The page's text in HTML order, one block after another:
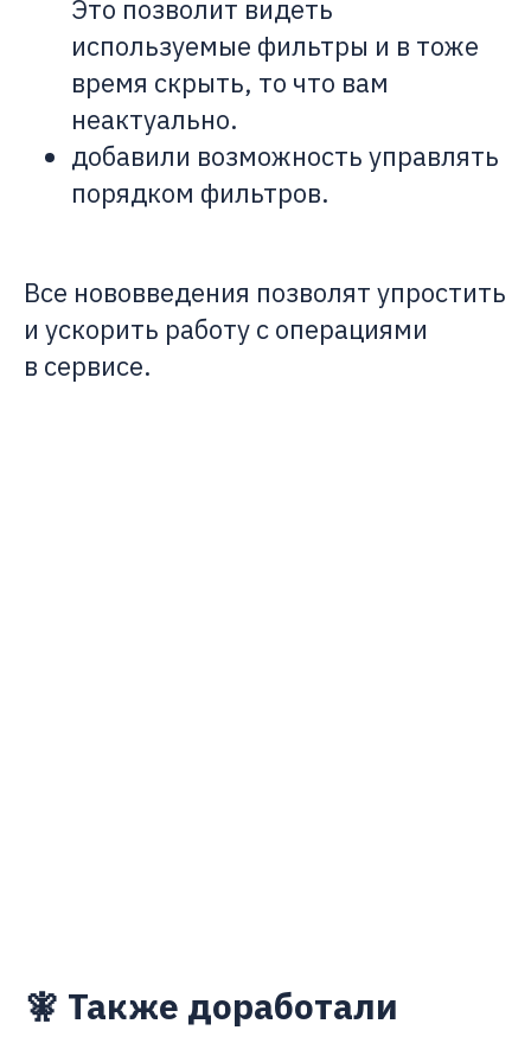
Это позволит видеть
используемые фильтры и в тоже
время скрыть, то что вам
неактуально.
добавили возможность управлять
порядком фильтров.
Все нововведения позволят упростить
и ускорить работу с операциями
в сервисе.
🧚 Также доработали